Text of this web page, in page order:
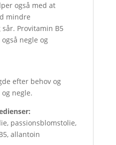
også med at
mindre
Provitamin B5
negle og
efter behov og
negle.
passionsblomstolie,
allantoin